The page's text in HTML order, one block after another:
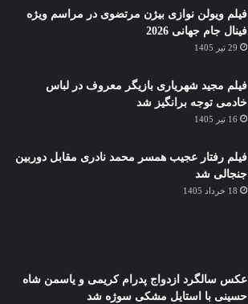
فیلم ویولن نوازی بیژن مرتضوی در مراسم ویژه
فینال جام جهانی 2026
29 تیر 1405
فیلم مجید شهریاری بازیگر معروف در لباس
خادمی توجه برانگیز شد
16 تیر 1405
فیلم رفتار عجیب همسر محمد نادری مقابل دوربین
جنجالی شد
18 خرداد 1405
عکس سالگرد ازدواج پدرام کریمی و یاسمن شاه‌
حسینی با استایل مشکی سوژه شد